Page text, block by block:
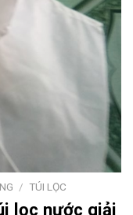
/ TÚI LỌC
lọc nước giải